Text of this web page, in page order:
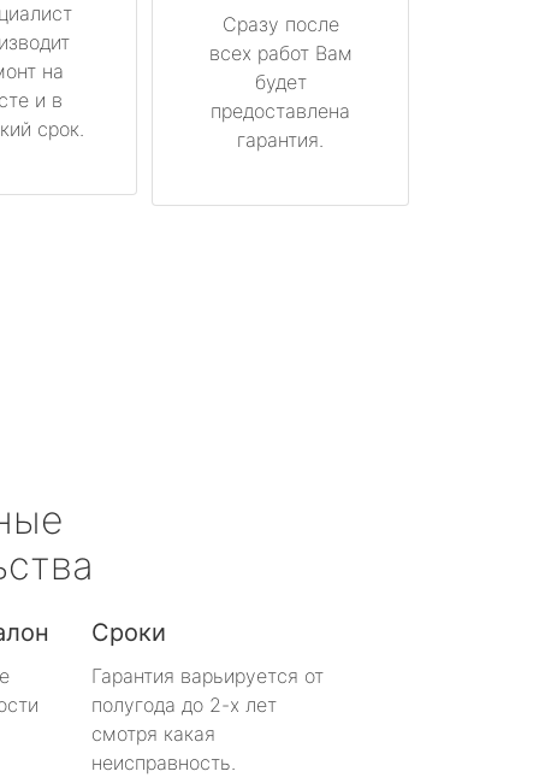
на
и в
срок.
Сразу после
всех работ Вам
будет
предоставлена
гарантия.
Сроки
Гарантия варьируется от
полугода до 2-х лет
смотря какая
неисправность.